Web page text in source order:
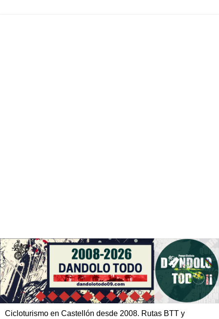
Cicloturismo en Castellón desde 2008. Rutas BTT y